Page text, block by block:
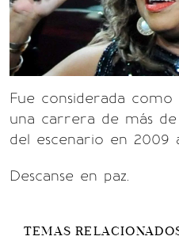
Fue considerada
una carrera de más
del escenario en 2009
Descanse en paz.
TEMAS